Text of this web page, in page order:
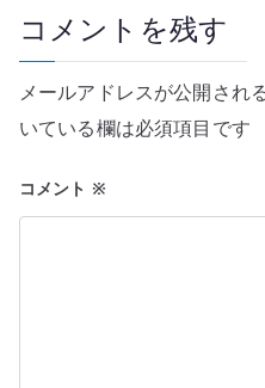
ー
シ
ョ
ン
コメントを残す
メールアドレスが公開され
いている欄は必須項目です
コメント ※